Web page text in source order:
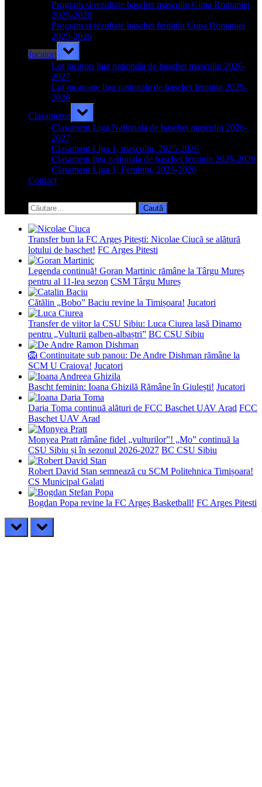
menu
Program si rezultate baschet masculin Cupa Romaniei
2025-2026
Program si rezultate baschet feminin Cupa Romaniei
2025-2026
Jucatori
Toggle
sub-
menu
Lot jucatori liga nationala de baschet masculin 2026-
2027
Lot jucatoare liga nationala de baschet feminin 2025-
2026
Clasamente
Toggle
sub-
menu
Clasament Liga Nationala de baschet masculin 2026-
2027
Clasament Liga 1, masculin, 2025-2026
Clasament liga nationala de baschet feminin 2025-2026
Clasament Liga 1, Feminin, 2025-2026
Contact
search
form
Caută
după:
Transfer bun la FC Argeș Pitești: Nicolae Ciucă se alătură
lotului de baschet! FC Arges Pitesti
Legenda continuă! Goran Martinic rămâne la Târgu Mureș
pentru al 11-lea sezon CSM Târgu Mureș
Cătălin „Bobo” Baciu revine la Timișoara! Jucatori
Transfer de viitor la CSU Sibiu: Luca Ciurea lasă Dinamo
pentru „Vulturii galben-albaștri” BC CSU Sibiu
🦁 Continuitate sub panou: De Andre Dishman rămâne la
SCM U Craiova! Jucatori
Bascht feminin: Ioana Ghizilă Rămâne în Giulești! Jucatori
Daria Toma continuă alături de FCC Baschet UAV Arad FCC
Baschet UAV Arad
Monyea Pratt rămâne fidel „vulturilor”! „Mo” continuă la
CSU Sibiu și în sezonul 2026-2027 BC CSU Sibiu
Robert David Stan semnează cu SCM Politehnica Timișoara!
CS Municipal Galati
Bogdan Popa revine la FC Argeș Basketball! FC Arges Pitesti
prev next